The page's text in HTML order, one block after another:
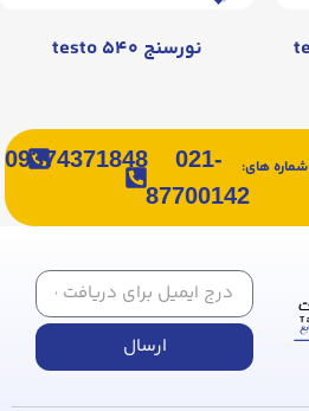
نورسنج testo ۵۴۰
شماره های:
021-
87700142
09374371848
ارسال